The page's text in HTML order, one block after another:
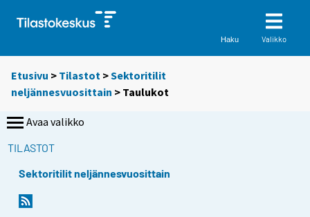
Haku Valikko
Etusivu > Tilastot >Sektoritilit
neljännesvuosittain > Taulukot
Avaa valikko
TILASTOT
Sektoritilit neljännesvuosittain